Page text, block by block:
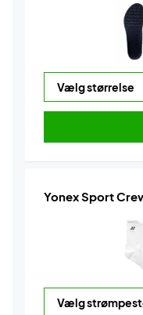
Yonex Sport